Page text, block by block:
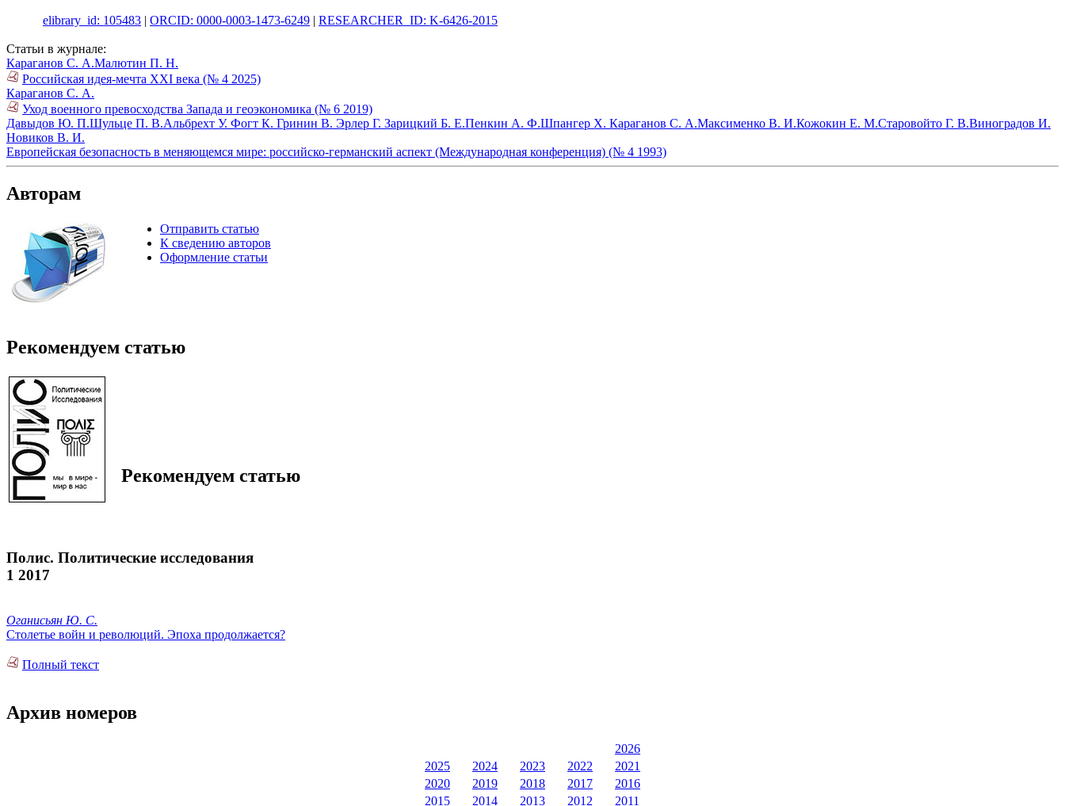
elibrary_id: 105483 | ORCID: 0000-0003-1473-6249 | RESEARCHER_ID: K-6426-2015
Статьи в журнале:
Караганов С. А.Малютин П. Н.
Российская идея-мечта XXI века (№ 4 2025)
Караганов С. А.
Уход военного превосходства Запада и геоэкономика (№ 6 2019)
Давыдов Ю. П.Шульце П. В.Альбрехт У. Фогт К. Гринин В. Эрлер Г. Зарицкий Б. Е.Пенкин А. Ф.Шпангер Х. Караганов С. А.Максименко В. И.Кожокин Е. М.Старовойто Г. В.Виноградов И.
Новиков В. И.
Европейская безопасность в меняющемся мире: российско-германский аспект (Международная конференция) (№ 4 1993)
Авторам
Отправить статью
К сведению авторов
Оформление статьи
Рекомендуем статью
Рекомендуем статью
Полис. Политические исследования
1 2017
Оганисьян Ю. С.
Столетье войн и революций. Эпоха продолжается?
Полный текст
Архив номеров
2026
2025
2024 2023 2022
2021
2020
2019 2018 2017
2016
2015
2014 2013 2012 2011